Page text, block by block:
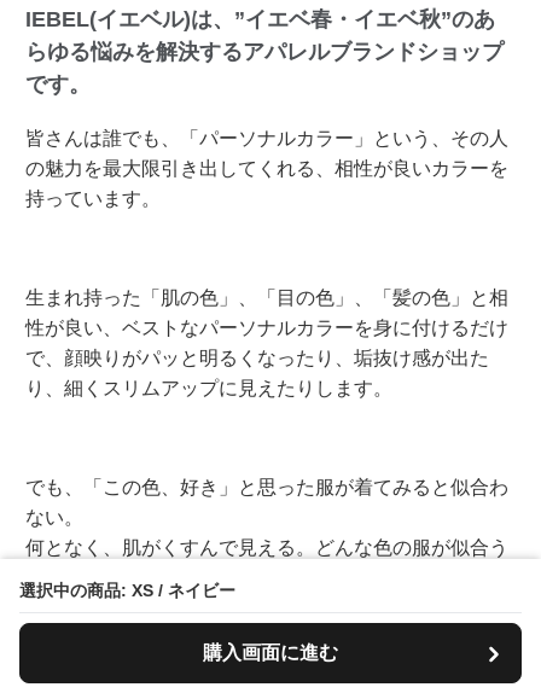
選択中の商品: XS / ネイビー
購入画面に進む
IEBEL(イエベル)は、”イエベ春・イエベ秋”のあ
らゆる悩みを解決するアパレルブランドショップ
です。
皆さんは誰でも、「パーソナルカラー」という、その人
の魅力を最大限引き出してくれる、相性が良いカラーを
持っています。
生まれ持った「肌の色」、「目の色」、「髪の色」と相
性が良い、ベストなパーソナルカラーを身に付けるだけ
で、顔映りがパッと明るくなったり、垢抜け感が出た
り、細くスリムアップに見えたりします。
でも、「この色、好き」と思った服が着てみると似合わ
ない。
何となく、肌がくすんで見える。どんな色の服が似合う
のか、分からない。
という声を数多くいただきました。